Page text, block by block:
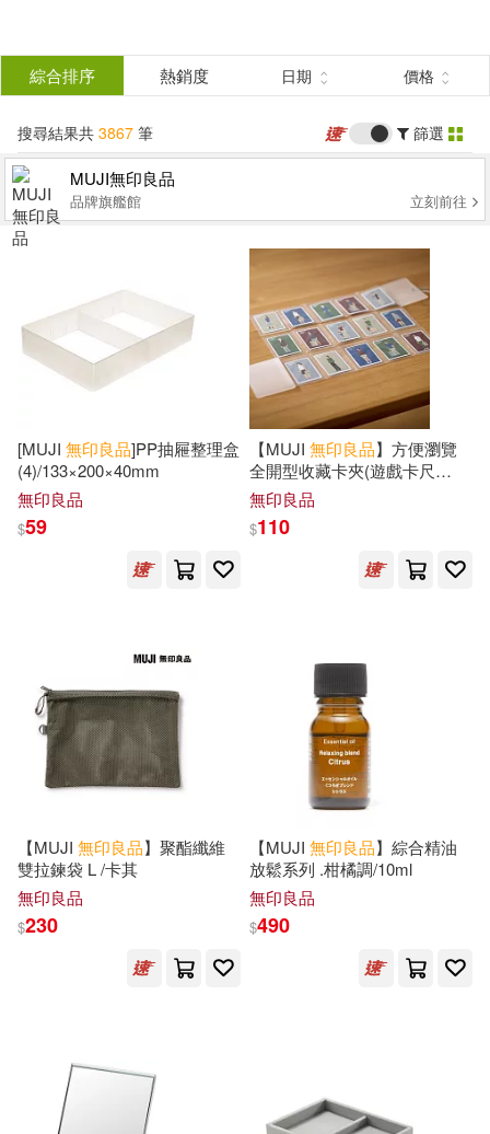
結
果
篩
分類 (單選)
所有商品(3867) 圖書(55)
影音(7) 雜誌(28)
無印良品(3760) 鞋包配件(1)
有聲書(1)
作者 (可複選)
[日]無印良品(3)
主婦之友社(3) 本多さおり(3)
水谷妙子(2)
（日）渡邊有子(2)
(日)渡辺米英著(1)
X-knowledge Co. Ltd(1)
中信出版社(9) 天下文化(8)
廣西師範大學出版社(6)
滾石(6) 瑞昇(6)
主婦の友社(5) 寶島社(5)
晉遊舍(5) 崧燁文化(3)
任性出版(2) 奇光出版(2)
展開
配送方式
可海外宅配(1077)
綜合排序 熱銷度 日期 價格
搜尋結果共 3867 筆 篩選
MUJI無印良品
品牌旗艦館 立刻前往
[MUJI 無印良品]PP抽屜整理盒
(4)/133×200×40mm
無印良品
$59
【MUJI 無印良品】方便瀏覽
全開型收藏卡夾(遊戲卡尺
寸)/15口袋(3行x5列)遊戲卡尺
寸/15口袋(3行x5列)
無印良品
$110
【MUJI 無印良品】聚酯纖維
雙拉鍊袋 L /卡其
無印良品
$230
【MUJI 無印良品】綜合精油
放鬆系列 .柑橘調/10ml
無印良品
$490